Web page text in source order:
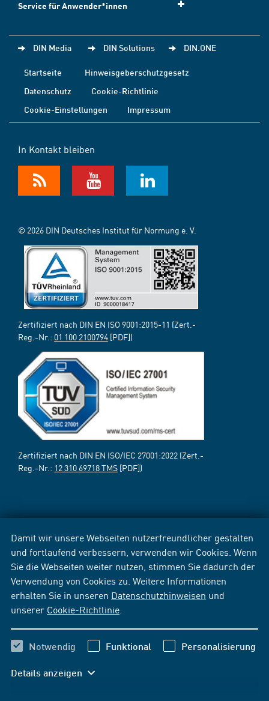
Damit wir unsere Webseiten nutzerfreundlicher gestalten
und fortlaufend verbessern, verwenden wir Cookies. Wenn
Sie die Webseiten weiter nutzen, stimmen Sie dadurch der
Verwendung von Cookies zu. Weitere Informationen
erhalten Sie in unseren Datenschutzhinweisen und
unserer Cookie-Richtlinie
Notwendig Funktional Personalisierung
Details anzeigen
Service für Anwender*innen
DIN Media DIN Solutions DIN.ONE
Startseite
Hinweisgeberschutzgesetz
Datenschutz
Cookie-Richtlinie
Cookie-Einstellungen
Impressum
In Kontakt bleiben
© 2026 DIN Deutsches Institut für Normung e. V.
Zertifiziert nach DIN EN ISO 9001:2015-11 (Zert.-
Reg.-Nr.: 01 100 2100794 [PDF])
Zertifiziert nach DIN EN ISO/IEC 27001:2022 (Zert.-
Reg.-Nr.: 12 310 69718 TMS [PDF])